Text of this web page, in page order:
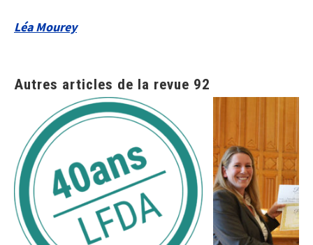
Léa Mourey
Autres articles de la revue 92